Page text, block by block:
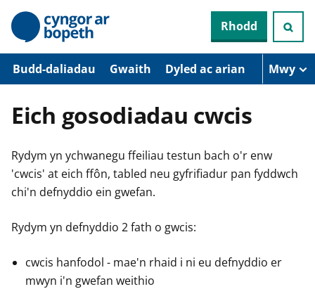
N
d
w
Rhodd
Budd-daliadau Gwaith Dyled ac arian Mwy
Eich gosodiadau cwcis
Rydym yn ychwanegu ffeiliau testun bach o'r enw
'cwcis' at eich ffôn, tabled neu gyfrifiadur pan fyddwch
chi'n defnyddio ein gwefan.
Rydym yn defnyddio 2 fath o gwcis:
cwcis hanfodol - mae'n rhaid i ni eu defnyddio er
mwyn i'n gwefan weithio